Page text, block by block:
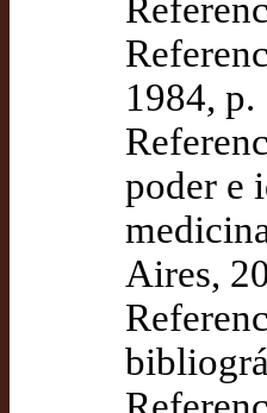
1984, p.
poder e
Aires,